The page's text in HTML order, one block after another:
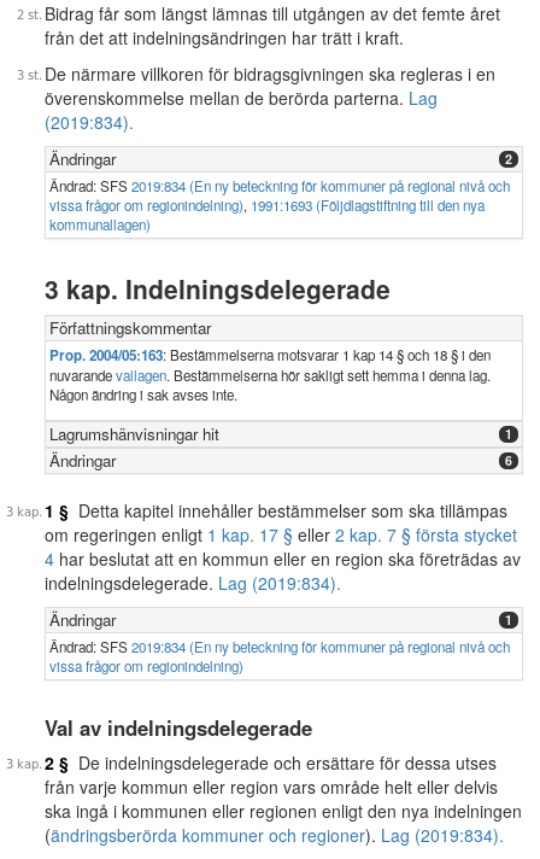
Bidrag får som längst lämnas till utgången av det femte året
från det att indelningsändringen har trätt i kraft.
De närmare villkoren för bidragsgivningen ska regleras i en
överenskommelse mellan de berörda parterna. Lag
(2019:834).
Ändringar 2
Ändrad: SFS2019:834 (En ny beteckning för kommuner på regional nivå och
vissa frågor om regionindelning), 1991:1693 (Följdlagstiftning till den nya
kommunallagen)
3 kap. Indelningsdelegerade
Författningskommentar
Prop. 2004/05:163: Bestämmelserna motsvarar 1 kap 14 § och 18 § i den
nuvarandevallagen. Bestämmelserna hör sakligt sett hemma i denna lag.
Någon ändring i sak avses inte.
Lagrumshänvisningar hit 1
Ändringar 6
1 § Detta kapitel innehåller bestämmelser som ska tillämpas
om regeringen enligt 1 kap. 17 § eller 2 kap. 7 § första stycket
4 har beslutat att en kommun eller en region ska företrädas av
indelningsdelegerade. Lag (2019:834).
Ändringar 1
Ändrad: SFS2019:834 (En ny beteckning för kommuner på regional nivå och
vissa frågor om regionindelning)
Val av indelningsdelegerade
2 § De indelningsdelegerade och ersättare för dessa utses
från varje kommun eller region vars område helt eller delvis
ska ingå i kommunen eller regionen enligt den nya indelningen
(ändringsberörda kommuner och regioner). Lag (2019:834).